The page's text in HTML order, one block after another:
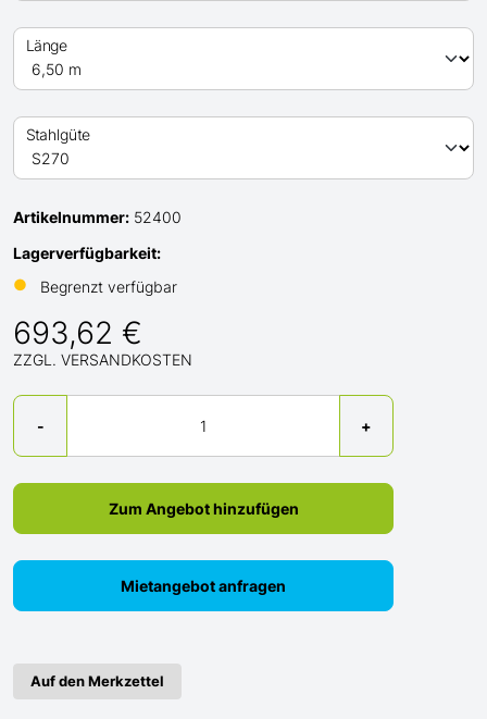
Länge
Stahlgüte
Artikelnummer: 52400
Lagerverfügbarkeit:
●
Begrenzt verfügbar
693,62 €
ZZGL. VERSANDKOSTEN
-
Menge
+
Zum Angebot hinzufügen
Mietangebot anfragen
Auf den Merkzettel